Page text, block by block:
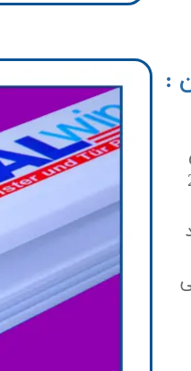
23
سش 20 میلی